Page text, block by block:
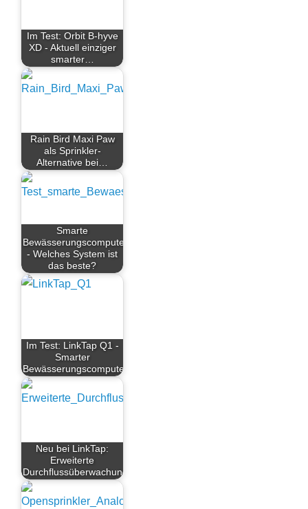
Im Test: Orbit B-hyve
XD - Aktuell einziger
smarter…
Rain Bird Maxi Paw
als Sprinkler-
Alternative bei…
Smarte
Bewässerungscomputer
- Welches System ist
das beste?
Im Test: LinkTap Q1 -
Smarter
Bewässerungscomputer…
Neu bei LinkTap:
Erweiterte
Durchflussüberwachung